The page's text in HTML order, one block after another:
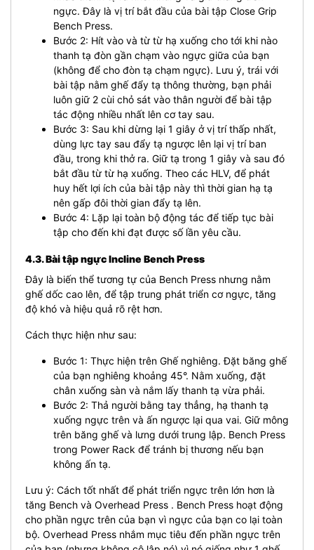
ngực. Đây là vị trí bắt đầu của bài tập Close Grip
Bench Press.
Bước 2: Hít vào và từ từ hạ xuống cho tới khi nào
thanh tạ đòn gần chạm vào ngực giữa của bạn
(không để cho đòn tạ chạm ngực). Lưu ý, trái với
bài tập nằm ghế đẩy tạ thông thường, bạn phải
luôn giữ 2 cùi chỏ sát vào thân người để bài tập
tác động nhiều nhất lên cơ tay sau.
Bước 3: Sau khi dừng lại 1 giây ở vị trí thấp nhất,
dùng lực tay sau đẩy tạ ngược lên lại vị trí ban
đầu, trong khi thở ra. Giữ tạ trong 1 giây và sau đó
bắt đầu từ từ hạ xuống. Theo các HLV, để phát
huy hết lợi ích của bài tập này thì thời gian hạ tạ
nên gấp đôi thời gian đẩy tạ lên.
Bước 4: Lặp lại toàn bộ động tác để tiếp tục bài
tập cho đến khi đạt được số lần yêu cầu.
4.3. Bài tập ngực Incline Bench Press
Đây là biến thể tương tự của Bench Press nhưng nằm
ghế dốc cao lên, để tập trung phát triển cơ ngực, tăng
độ khó và hiệu quả rõ rệt hơn.
Cách thực hiện như sau:
Bước 1: Thực hiện trên Ghế nghiêng. Đặt băng ghế
của bạn nghiêng khoảng 45°. Nằm xuống, đặt
chân xuống sàn và nắm lấy thanh tạ vừa phải.
Bước 2: Thả người bằng tay thẳng, hạ thanh tạ
xuống ngực trên và ấn ngược lại qua vai. Giữ mông
trên băng ghế và lưng dưới trung lập. Bench Press
trong Power Rack để tránh bị thương nếu bạn
không ấn tạ.
Lưu ý: Cách tốt nhất để phát triển ngực trên lớn hơn là
tăng Bench và Overhead Press . Bench Press hoạt động
cho phần ngực trên của bạn vì ngực của bạn co lại toàn
bộ. Overhead Press nhắm mục tiêu đến phần ngực trên